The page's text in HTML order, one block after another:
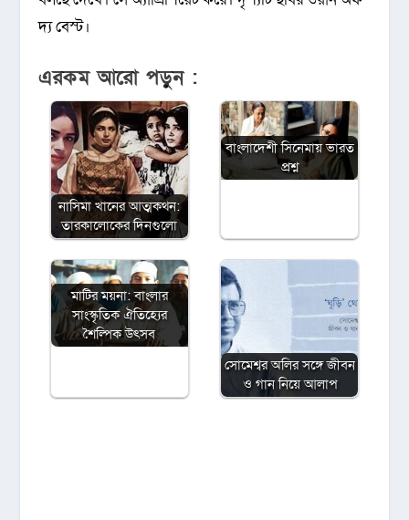
দ্য বেস্ট।
এরকম আরো পড়ুন :
নাসিমা খানের আত্মকথন:
তারকালোকের দিনগুলো
বাংলাদেশী সিনেমায় ভারত
প্রশ্ন
মাটির ময়না: বাংলার
সাংস্কৃতিক ঐতিহ্যের
শৈল্পিক উৎসব
সোমেশ্বর অলির সঙ্গে জীবন
ও গান নিয়ে আলাপ